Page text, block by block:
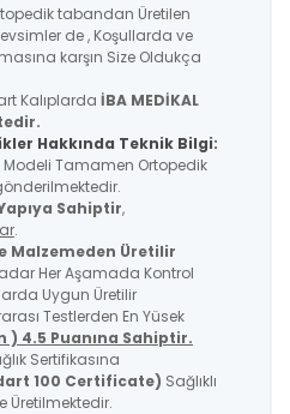
tabandan Üretilen
de , Koşullarda ve
karşın Size Oldukça
Kalıplarda İBA MEDİKAL
Hakkında Teknik Bilgi:
Tamamen Ortopedik
Sahiptir,
.
Malzemeden Üretilir
Her Aşamada Kontrol
Uygun Üretilir
Testlerden En Yüsek
) 4.5 Puanına Sahiptir.
Sertifikasına
100 Certificate) Sağlıklı
Üretilmektedir.